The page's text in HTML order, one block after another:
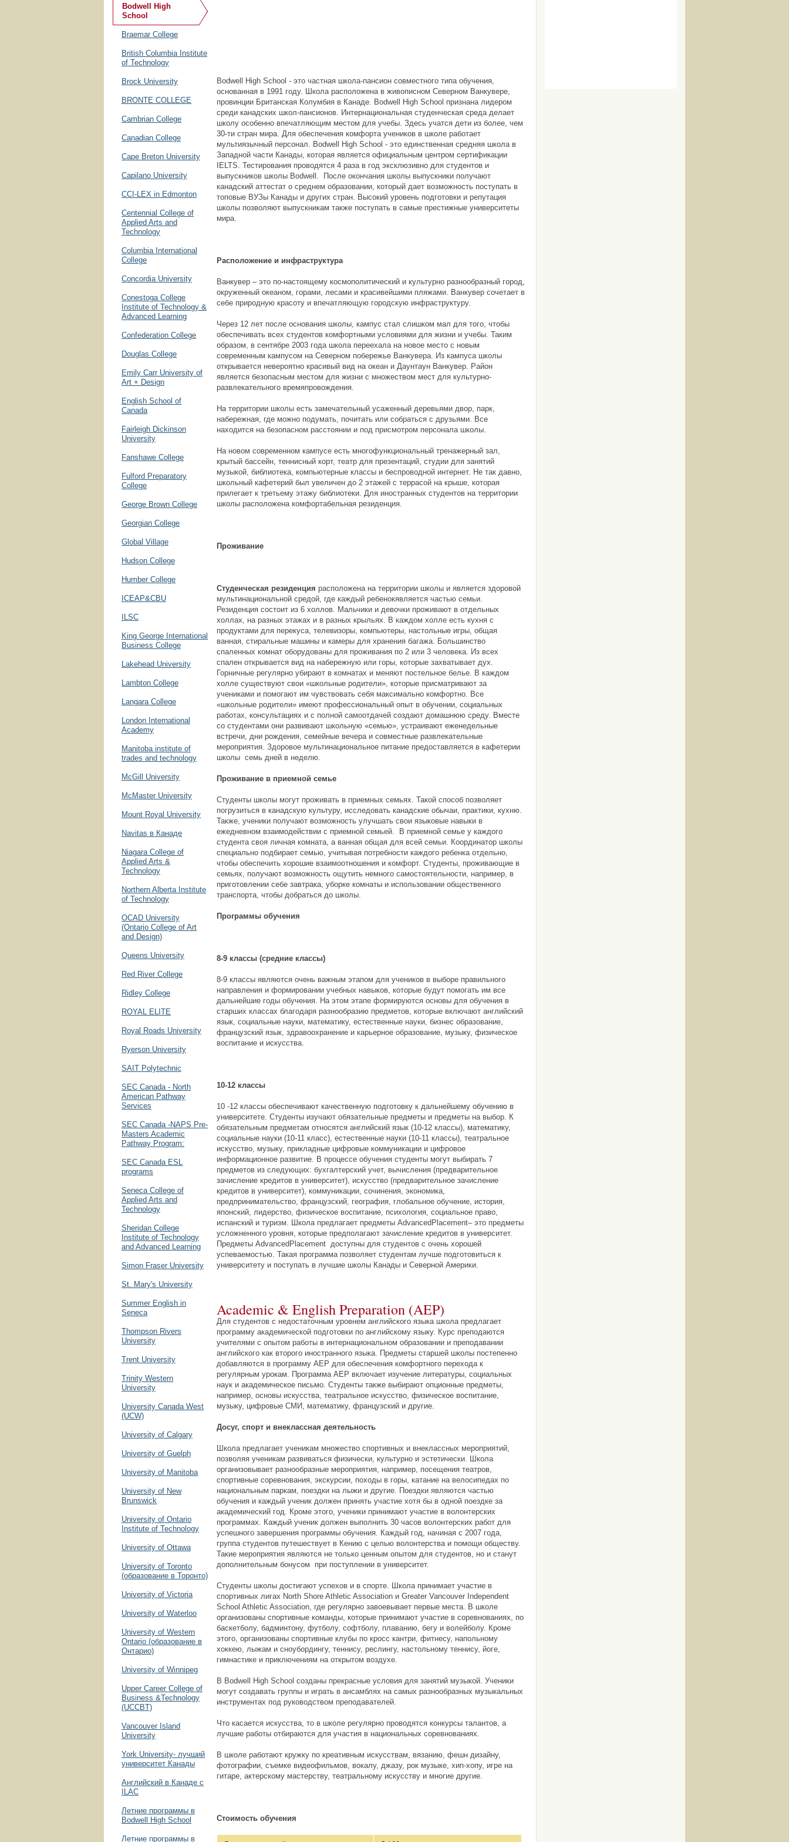
Bodwell High
School
Braemar College
British Columbia Institute
of Technology
Brock University
BRONTE COLLEGE
Cambrian College
Canadian College
Cape Breton University
Capilano University
CCI-LEX in Edmonton
Centennial College of
Applied Arts and
Technology
Columbia International
College
Concordia University
Conestoga College
Institute of Technology &
Advanced Learning
Confederation College
Douglas College
Emily Carr University of
Art + Design
English School of
Canada
Fairleigh Dickinson
University
Fanshawe College
Fulford Preparatory
College
George Brown College
Georgian College
Global Village
Hudson College
Humber College
ICEAP&CBU
ILSC
King George International
Business College
Lakehead University
Lambton College
Langara College
London International
Academy
Manitoba institute of
trades and technology
McGill University
McMaster University
Mount Royal University
Navitas в Канаде
Niagara College of
Applied Arts &
Technology
Northern Alberta Institute
of Technology
OCAD University
(Ontario College of Art
and Design)
Queens University
Red River College
Ridley College
ROYAL ELITE
Royal Roads University
Ryerson University
SAIT Polytechnic
SEC Canada - North
American Pathway
Services
SEC Canada -NAPS Pre-
Masters Academic
Pathway Program:
SEC Canada ESL
programs
Seneca College of
Applied Arts and
Technology
Sheridan College
Institute of Technology
and Advanced Learning
Simon Fraser University
St. Mary's University
Summer English in
Seneca
Thompson Rivers
University
Trent University
Trinity Western
University
University Canada West
(UCW)
University of Calgary
University of Guelph
University of Manitoba
University of New
Brunswick
University of Ontario
Institute of Technology
University of Ottawa
University of Toronto
(образование в Торонто)
University of Victoria
University of Waterloo
University of Western
Ontario (образование в
Онтарио)
University of Winnipeg
Upper Career College of
Business &Technology
(UCCBT)
Vancouver Island
University
York University- лучший
университет Канады
Английский в Канаде с
ILAC
Летние программы в
Bodwell High School
Летние программы в
Bodwell High School - это частная школа-пансион совместного типа обучения,
основанная в 1991 году. Школа расположена в живописном Северном Ванкувере,
провинции Британская Колумбия в Канаде. Bodwell High School признана лидером
среди канадских школ-пансионов. Интернациональная студенческая среда делает
школу особенно впечатляющим местом для учебы. Здесь учатся дети из более, чем
30-ти стран мира. Для обеспечения комфорта учеников в школе работает
мультиязычный персонал. Bodwell High School - это единственная средняя школа в
Западной части Канады, которая является официальным центром сертификации
IELTS. Тестирования проводятся 4 раза в год эксклюзивно для студентов и
выпускников школы Bodwell. После окончания школы выпускники получают
канадский аттестат о среднем образовании, который дает возможность поступать в
топовые ВУЗы Канады и других стран. Высокий уровень подготовки и репутация
школы позволяют выпускникам также поступать в самые престижные университеты
мира.
Расположение и инфраструктура
Ванкувер – это по-настоящему космополитический и культурно разнообразный город,
окруженный океаном, горами, лесами и красивейшими пляжами. Ванкувер сочетает в
себе природную красоту и впечатляющую городскую инфраструктуру.
Через 12 лет после основания школы, кампус стал слишком мал для того, чтобы
обеспечивать всех студентов комфортными условиями для жизни и учебы. Таким
образом, в сентябре 2003 года школа переехала на новое место с новым
современным кампусом на Северном побережье Ванкувера. Из кампуса школы
открывается невероятно красивый вид на океан и Даунтаун Ванкувер. Район
является безопасным местом для жизни с множеством мест для культурно-
развлекательного времяпровождения.
На территории школы есть замечательный усаженный деревьями двор, парк,
набережная, где можно подумать, почитать или собраться с друзьями. Все
находится на безопасном расстоянии и под присмотром персонала школы.
На новом современном кампусе есть многофункциональный тренажерный зал,
крытый бассейн, теннисный корт, театр для презентаций, студии для занятий
музыкой, библиотека, компьютерные классы и беспроводной интернет. Не так давно,
школьный кафетерий был увеличен до 2 этажей с террасой на крыше, которая
прилегает к третьему этажу библиотеки. Для иностранных студентов на территории
школы расположена комфортабельная резиденция.
Проживание
Студенческая резиденция расположена на территории школы и является здоровой
мультинациональной средой, где каждый ребенокявляется частью семьи.
Резиденция состоит из 6 холлов. Мальчики и девочки проживают в отдельных
холлах, на разных этажах и в разных крыльях. В каждом холле есть кухня с
продуктами для перекуса, телевизоры, компьютеры, настольные игры, общая
ванная, стиральные машины и камеры для хранения багажа. Большинство
спаленных комнат оборудованы для проживания по 2 или 3 человека. Из всех
спален открывается вид на набережную или горы, которые захватывает дух.
Горничные регулярно убирают в комнатах и меняют постельное белье. В каждом
холле существуют свои «школьные родители», которые присматривают за
учениками и помогают им чувствовать себя максимально комфортно. Все
«школьные родители» имеют профессиональный опыт в обучении, социальных
работах, консультациях и с полной самоотдачей создают домашнюю среду. Вместе
со студентами они развивают школьную «семью», устраивают еженедельные
встречи, дни рождения, семейные вечера и совместные развлекательные
мероприятия. Здоровое мультинациональное питание предоставляется в кафетерии
школы семь дней в неделю.
Проживание в приемной семье
Студенты школы могут проживать в приемных семьях. Такой способ позволяет
погрузиться в канадскую культуру, исследовать канадские обычаи, практики, кухню.
Также, ученики получают возможность улучшать свои языковые навыки в
ежедневном взаимодействии с приемной семьей. В приемной семье у каждого
студента своя личная комната, а ванная общая для всей семьи. Координатор школы
специально подбирает семью, учитывая потребности каждого ребенка отдельно,
чтобы обеспечить хорошие взаимоотношения и комфорт. Студенты, проживающие в
семьях, получают возможность ощутить немного самостоятельности, например, в
приготовлении себе завтрака, уборке комнаты и использовании общественного
транспорта, чтобы добраться до школы.
Программы обучения
8-9 классы (средние классы)
8-9 классы являются очень важным этапом для учеников в выборе правильного
направления и формировании учебных навыков, которые будут помогать им все
дальнейшие годы обучения. На этом этапе формируются основы для обучения в
старших классах благодаря разнообразию предметов, которые включают английский
язык, социальные науки, математику, естественные науки, бизнес образование,
французский язык, здравоохранение и карьерное образование, музыку, физическое
воспитание и искусства.
10-12 классы
10 -12 классы обеспечивают качественную подготовку к дальнейшему обучению в
университете. Студенты изучают обязательные предметы и предметы на выбор. К
обязательным предметам относятся английский язык (10-12 классы), математику,
социальные науки (10-11 класс), естественные науки (10-11 классы), театральное
искусство, музыку, прикладные цифровые коммуникации и цифровое
информационное развитие. В процессе обучения студенты могут выбирать 7
предметов из следующих: бухгалтерский учет, вычисления (предварительное
зачисление кредитов в университет), искусство (предварительное зачисление
кредитов в университет), коммуникации, сочинения, экономика,
предпринимательство, французский, география, глобальное обучение, история,
японский, лидерство, физическое воспитание, психология, социальное право,
испанский и туризм. Школа предлагает предметы AdvancedPlacement– это предметы
усложненного уровня, которые предполагают зачисление кредитов в университет.
Предметы AdvancedPlacement доступны для студентов с очень хорошей
успеваемостью. Такая программа позволяет студентам лучше подготовиться к
университету и поступать в лучшие школы Канады и Северной Америки.
Academic & English Preparation (AEP)
Для студентов с недостаточным уровнем английского языка школа предлагает
программу академической подготовки по английскому языку. Курс преподаются
учителями с опытом работы в интернациональном образовании и преподавании
английского как второго иностранного языка. Предметы старшей школы постепенно
добавляются в программу AEP для обеспечения комфортного перехода к
регулярным урокам. Программа AEP включает изучение литературы, социальных
наук и академическое письмо. Студенты также выбирают опционные предметы,
например, основы искусства, театральное искусство, физическое воспитание,
музыку, цифровые СМИ, математику, французский и другие.
Досуг, спорт и внеклассная деятельность
Школа предлагает ученикам множество спортивных и внеклассных мероприятий,
позволяя ученикам развиваться физически, культурно и эстетически. Школа
организовывает разнообразные мероприятия, например, посещения театров,
спортивные соревнования, экскурсии, походы в горы, катание на велосипедах по
национальным паркам, поездки на лыжи и другие. Поездки являются частью
обучения и каждый ученик должен принять участие хотя бы в одной поездке за
академический год. Кроме этого, ученики принимают участие в волонтерских
программах. Каждый ученик должен выполнить 30 часов волонтерских работ для
успешного завершения программы обучения. Каждый год, начиная с 2007 года,
группа студентов путешествует в Кению с целью волонтерства и помощи обществу.
Такие мероприятия являются не только ценным опытом для студентов, но и станут
дополнительным бонусом при поступлении в университет.
Студенты школы достигают успехов и в спорте. Школа принимает участие в
спортивных лигах North Shore Athletic Association и Greater Vancouver Independent
School Athletic Association, где регулярно завоевывает первые места. В школе
организованы спортивные команды, которые принимают участие в соревнованиях, по
баскетболу, бадминтону, футболу, софтболу, плаванию, бегу и волейболу. Кроме
этого, организованы спортивные клубы по кросс кантри, фитнесу, напольному
хоккею, лыжам и сноубордингу, теннису, реслингу, настольному теннису, йоге,
гимнастике и приключениям на открытом воздухе.
В Bodwell High School созданы прекрасные условия для занятий музыкой. Ученики
могут создавать группы и играть в ансамблях на самых разнообразных музыкальных
инструментах под руководством преподавателей.
Что касается искусства, то в школе регулярно проводятся конкурсы талантов, а
лучшие работы отбираются для участия в национальных соревнованиях.
В школе работают кружку по креативным искусствам, вязанию, фешн дизайну,
фотографии, съемке видеофильмов, вокалу, джазу, рок музыке, хип-хопу, игре на
гитаре, актерскому мастерству, театральному искусству и многие другие.
Стоимость обучения